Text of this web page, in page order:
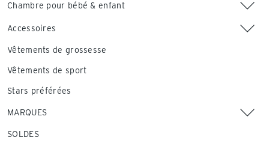
Chambre pour bébé & enfant
Accessoires
Vêtements de grossesse
Vêtements de sport
Stars préférées
MARQUES
SOLDES